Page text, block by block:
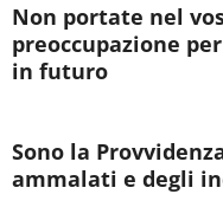
Non portate nel
preoccupazione
in futuro
Sono la
ammalati e degli